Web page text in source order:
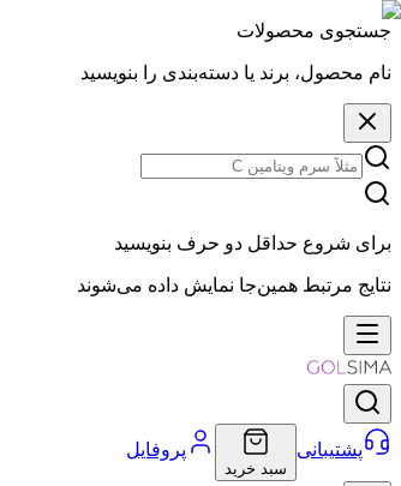
جستجوی محصولات
نام محصول، برند یا دسته‌بندی را بنویسید
برای شروع حداقل دو حرف بنویسید
نتایج مرتبط همین‌جا نمایش داده می‌شوند
پشتیبانی
سبد خرید
پروفایل